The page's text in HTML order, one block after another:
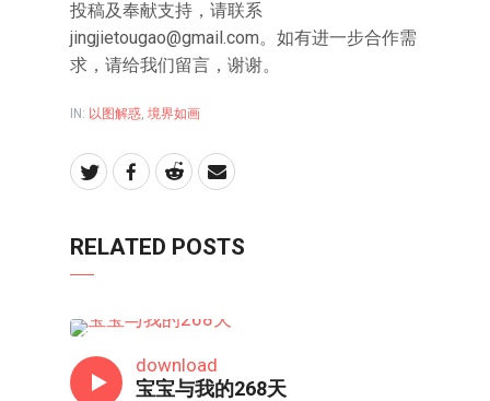
投稿及奉献支持，请联系
jingjietougao@gmail.com。如有进一步合作需
求，请给我们留言，谢谢。
IN: 以图解惑 境界如画
RELATED POSTS
download
宝宝与我的268天